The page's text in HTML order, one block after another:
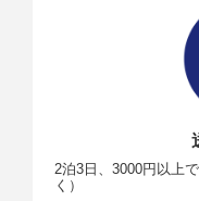
2泊3日、3000円以上
く）